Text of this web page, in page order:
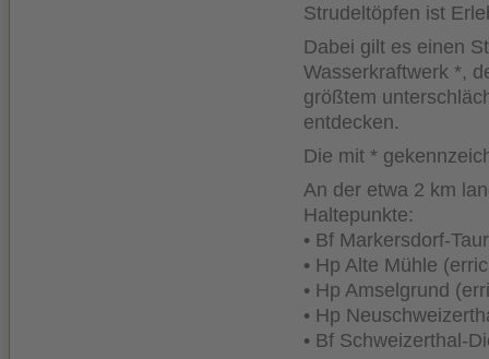
Strudeltöpfen ist
Dabei gilt es einen
Wasserkraftwerk *,
größtem
entdecken.
Die mit *
An der etwa 2 km
Haltepunkte:
• Bf Markersdorf-
• Hp Alte Mühle
• Hp Amselgrund
• Hp
• Bf Schweizerthal-